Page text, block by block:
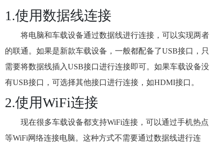
1.使用数据线连接
将电脑和车载设备通过数据线进行连接，可以实现两者
的联通。如果是新款车载设备，一般都配备了USB接口，只
需要将数据线插入USB接口进行连接即可。如果车载设备没
有USB接口，可选择其他接口进行连接，如HDMI接口。
2.使用WiFi连接
现在很多车载设备都支持WiFi连接，可以通过手机热点
等WiFi网络连接电脑。这种方式不需要通过数据线进行连